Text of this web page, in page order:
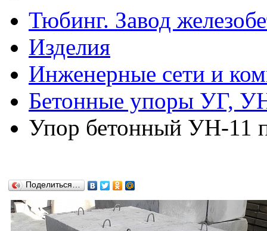
Тюбинг. Завод
Изделия
Инженерные сети и
Бетонные упоры УГ,
Упор бетонный УН-11
Поделиться…